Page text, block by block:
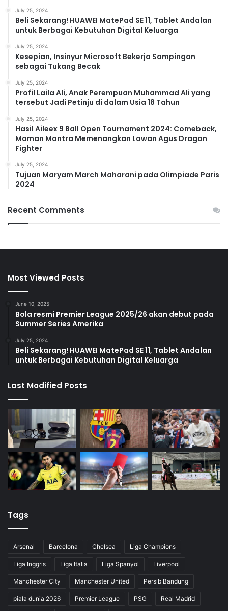
July 25, 2024
Beli Sekarang! HUAWEI MatePad SE 11, Tablet Andalan
untuk Berbagai Kebutuhan Digital Keluarga
July 25, 2024
Kesepian, Insinyur Microsoft Bekerja Sampingan
sebagai Tukang Becak
July 25, 2024
Profil Laila Ali, Anak Perempuan Muhammad Ali yang
tersebut Jadi Petinju di dalam Usia 18 Tahun
July 25, 2024
Hasil Aileex 9 Ball Open Tournament 2024: Comeback,
Maman Mantra Memenangkan Lawan Agus Dragon
Fighter
July 25, 2024
Tujuan Maryam March Maharani pada Olimpiade Paris
2024
Recent Comments
Most Viewed Posts
June 10, 2025
Bola resmi Premier League 2025/26 akan debut pada
Summer Series Amerika
July 25, 2024
Beli Sekarang! HUAWEI MatePad SE 11, Tablet Andalan
untuk Berbagai Kebutuhan Digital Keluarga
Last Modified Posts
Tags
Arsenal Barcelona Chelsea Liga Champions
Liga Inggris Liga Italia Liga Spanyol Liverpool
Manchester City Manchester United Persib Bandung
piala dunia 2026 Premier League PSG Real Madrid